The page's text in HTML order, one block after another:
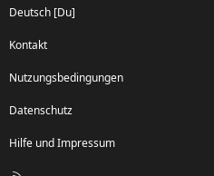
Deutsch [Du]
Kontakt
Nutzungsbedingungen
Datenschutz
Hilfe und Impressum